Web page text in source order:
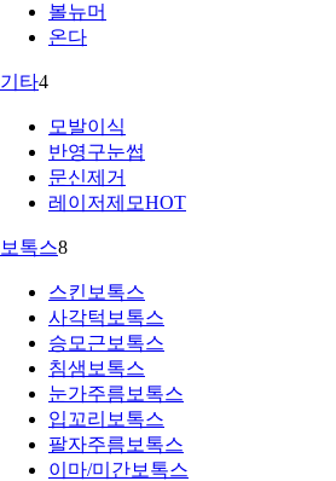
볼뉴머
온다
기타4
모발이식
반영구눈썹
문신제거
레이저제모HOT
보톡스8
스킨보톡스
사각턱보톡스
승모근보톡스
침샘보톡스
눈가주름보톡스
입꼬리보톡스
팔자주름보톡스
이마/미간보톡스